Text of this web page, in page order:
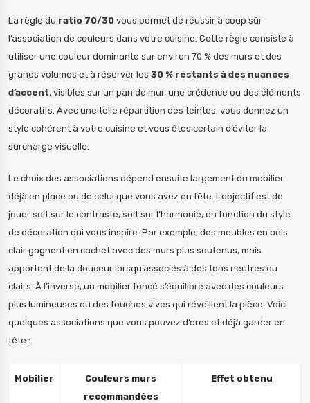
La règle du ratio 70/30 vous permet de réussir à coup sûr
l’association de couleurs dans votre cuisine. Cette règle consiste à
utiliser une couleur dominante sur environ 70 % des murs et des
grands volumes et à réserver les 30 % restants à des nuances
d’accent, visibles sur un pan de mur, une crédence ou des éléments
décoratifs. Avec une telle répartition des teintes, vous donnez un
style cohérent à votre cuisine et vous êtes certain d’éviter la
surcharge visuelle.
Le choix des associations dépend ensuite largement du mobilier
déjà en place ou de celui que vous avez en tête. L’objectif est de
jouer soit sur le contraste, soit sur l’harmonie, en fonction du style
de décoration qui vous inspire. Par exemple, des meubles en bois
clair gagnent en cachet avec des murs plus soutenus, mais
apportent de la douceur lorsqu’associés à des tons neutres ou
clairs. À l’inverse, un mobilier foncé s’équilibre avec des couleurs
plus lumineuses ou des touches vives qui réveillent la pièce. Voici
quelques associations que vous pouvez d’ores et déjà garder en
tête :
Mobilier
Couleurs murs
recommandées
Effet obtenu